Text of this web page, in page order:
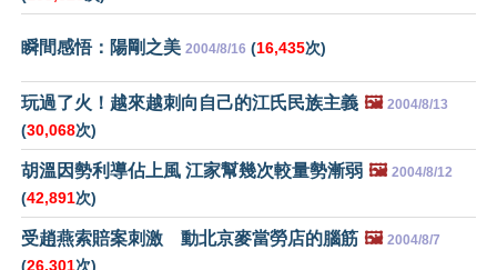
瞬間感悟：陽剛之美 2004/8/16 (16,435次)
玩過了火！越來越刺向自己的江氏民族主義 🖼️ 2004/8/13
(30,068次)
胡溫因勢利導佔上風 江家幫幾次較量勢漸弱 🖼️ 2004/8/12
(42,891次)
受趙燕索賠案刺激 動北京麥當勞店的腦筋 🖼️ 2004/8/7
(26,301次)